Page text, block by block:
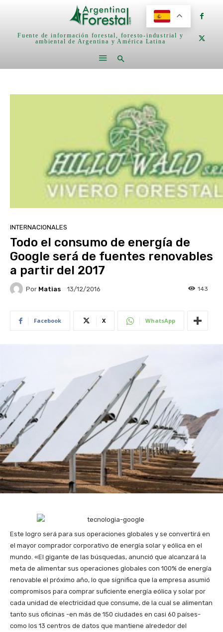
Fuente de información forestal, foresto-industrial y
ambiental de Argentina y América Latina
INTERNACIONALES
Todo el consumo de energía de
Google será de fuentes renovables
a partir del 2017
Por Matias 13/12/2016 143
Facebook X WhatsApp
Este logro será para sus operaciones globales y se convertirá en
el mayor comprador corporativo de energía solar y eólica en el
mundo. «El gigante de las búsquedas, anunció que alcanzará la
meta de alimentar sus operaciones globales con 100% de energía
renovable el próximo año, lo que significa que la empresa asumió
compromisos para comprar suficiente energía eólica y solar por
cada unidad de electricidad que consume, de la cual se alimentan
tanto sus oficinas -en más de 150 ciudades en casi 60 países-
como los 13 centros de datos que mantiene alrededor del